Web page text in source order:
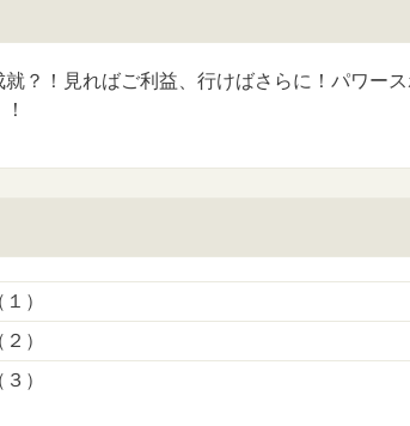
就？！見ればご利益、行けばさらに！パワー
）
）
）